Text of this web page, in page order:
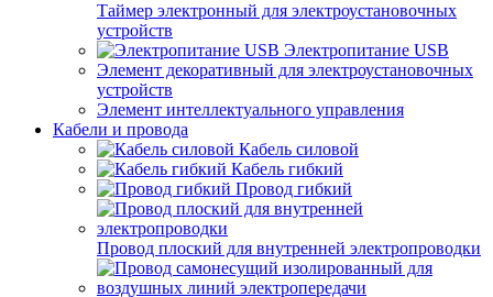
Таймер электронный для электроустановочных
устройств
Электропитание USB
Элемент декоративный для электроустановочных
устройств
Элемент интеллектуального управления
Кабели и провода
Кабель силовой
Кабель гибкий
Провод гибкий
Провод плоский для внутренней электропроводки